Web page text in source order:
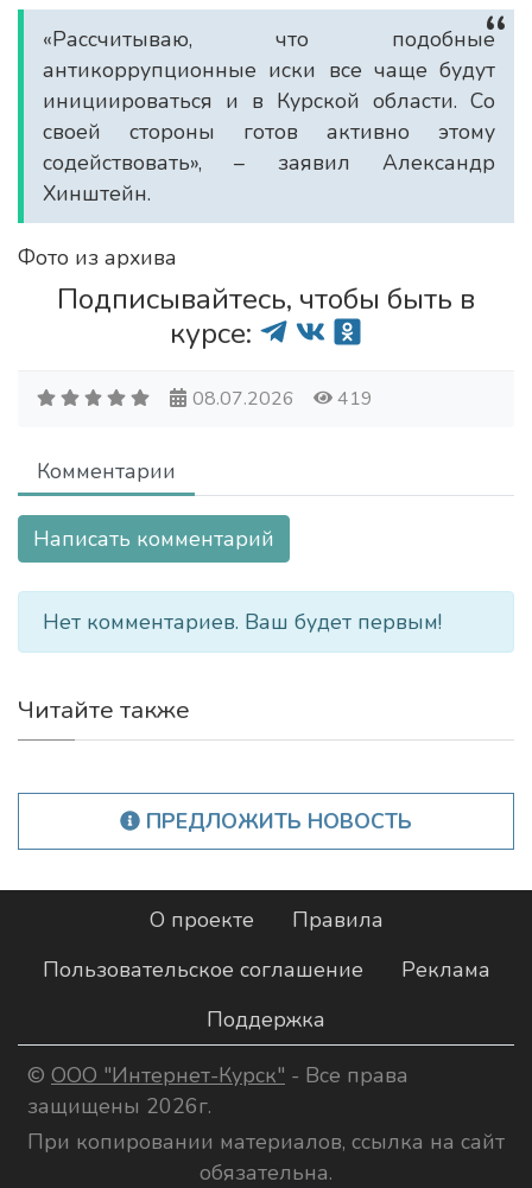
«Рассчитываю, что подобные
антикоррупционные иски все чаще будут
инициироваться и в Курской области. Со
своей стороны готов активно этому
содействовать», – заявил Александр
Хинштейн.
Фото из архива
Подписывайтесь, чтобы быть в
курсе:
08.07.2026 419
Комментарии
Написать комментарий
Нет комментариев. Ваш будет первым!
Читайте также
ПРЕДЛОЖИТЬ НОВОСТЬ
О проекте
Правила
Пользовательское соглашение
Реклама
Поддержка
© ООО "Интернет-Курск" - Все права
защищены 2026г.
При копировании материалов, ссылка на сайт
обязательна.